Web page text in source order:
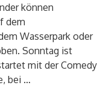
können
dem
Wasserpark oder
Sonntag ist
mit der Comedy
bei …